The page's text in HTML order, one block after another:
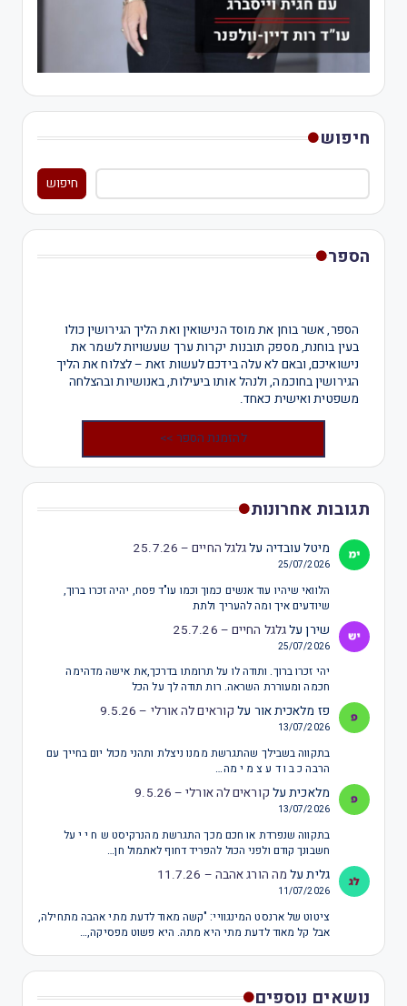
חיפוש
חיפוש
הספר
הספר, אשר בוחן את מוסד הנישואין ואת הליך הגירושין כולו
בעין בוחנת, מספק תובנות יקרות ערך שעשויות לשמר את
נישואיכם, ובאם לא עלה בידכם לעשות זאת – לצלוח את הליך
הגירושין בחוכמה, ולנהל אותו ביעילות, באנושיות ובהצלחה
משפטית ואישית כאחד.
להזמנת הספר >>
תגובות אחרונות
מיטל עובדיה עלגלגל החיים – 25.7.26
25/07/2026
הלוואי שיהיו עוד אנשים כמוך וכמו עו"ד פסח, יהיה זכרו ברוך,
שיודעים איך ומה להעריך ולתת
שירןעלגלגל החיים – 25.7.26
25/07/2026
יהי זכרו ברוך. ותודה לו על תרומתו בדרכך,את אישה מדהימה
חכמה ומעוררת השראה. רות תודה לך על הכל
פז מלאכית אור על קוראים לה אורלי – 9.5.26
13/07/2026
בתקווה בשבילך שהתגרשת ממנו ניצלת ותהני מכול יום בחייך עם
הרבה כ ב ו ד ע צ מ י מה…
מלאכיתעל קוראים לה אורלי – 9.5.26
13/07/2026
בתקווה שנפרדת או חכם מכך התגרשת מהנרקיסט ש ח י י על
חשבונך קודם ולפני הכול להפריד דחוף לאתמול חן…
גליתעל מה הורג אהבה – 11.7.26
11/07/2026
ציטוט של ארנסט המינגוויי: "קשה מאוד לדעת מתי אהבה מתחילה,
אבל קל מאוד לדעת מתי היא מתה. היא פשוט מפסיקה,…
נושאים נוספים